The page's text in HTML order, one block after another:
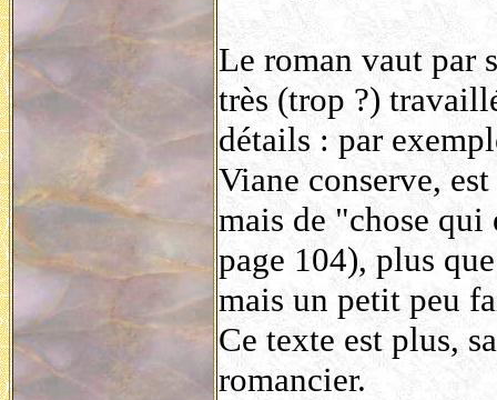
Le roman vaut par
très (trop ?)
détails : par
Viane conserve,
mais de "chose
page 104), plus
mais un petit peu
Ce texte est plus,
romancier.